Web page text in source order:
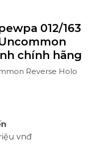
012/163
chính hãng
Reverse Holo
vnđ